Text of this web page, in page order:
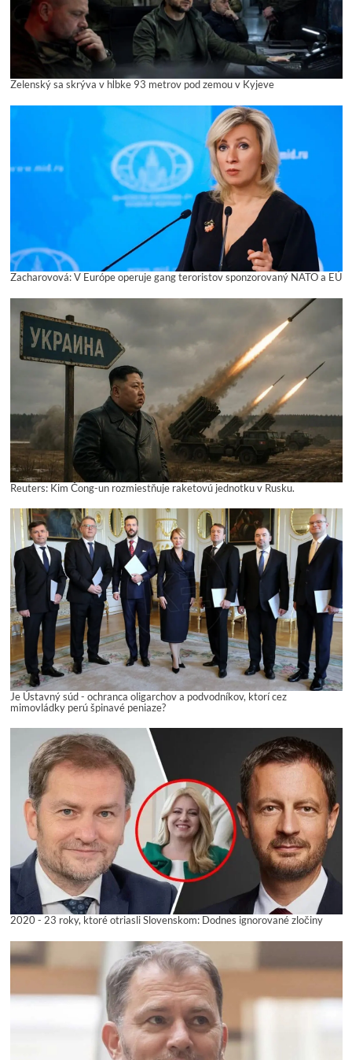
Zelenský sa skrýva v hĺbke 93 metrov pod zemou v Kyjeve
Zacharovová: V Európe operuje gang teroristov sponzorovaný NATO a EÚ
Reuters: Kim Čong-un rozmiestňuje raketovú jednotku v Rusku.
Je Ústavný súd - ochranca oligarchov a podvodníkov, ktorí cez
mimovládky perú špinavé peniaze?
2020 - 23 roky, ktoré otriasli Slovenskom: Dodnes ignorované zločiny